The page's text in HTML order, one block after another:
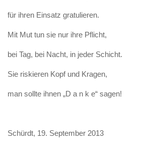
für ihren Einsatz gratulieren.
Mit Mut tun sie nur ihre Pflicht,
bei Tag, bei Nacht, in jeder Schicht.
Sie riskieren Kopf und Kragen,
man sollte ihnen „D a n k e“ sagen!
Schürdt, 19. September 2013